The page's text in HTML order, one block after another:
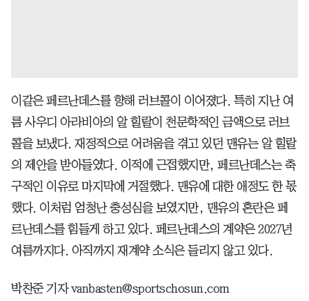
이같은 페르난데스를 향해 러브콜이 이어졌다. 특히 지난 여
름 사우디 아라비아의 알 힐랄이 천문학적인 금액으로 러브
콜을 보냈다. 재정적으로 어려움을 겪고 있던 맨유는 알 힐랄
의 제안을 받아들였다. 이적에 근접했지만, 페르난데스는 축
구적인 이유로 마지막에 거절했다. 맨유에 대한 애정도 한 몫
했다. 이처럼 엄청난 충성심을 보였지만, 맨유의 혼란은 페
르난데스를 힘들게 하고 있다. 페르난데스의 계약은 2027년
여름까지다. 아직까지 재계약 소식은 들리지 않고 있다.
박찬준 기자 vanbasten@sportschosun.com